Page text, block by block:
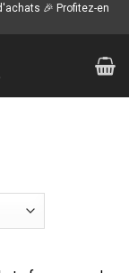
🎉 Profitez-en